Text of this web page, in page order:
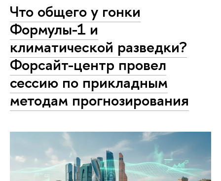
Что общего у гонки
Формулы-1 и
климатической разведки?
Форсайт-центр провел
сессию по прикладным
методам прогнозирования